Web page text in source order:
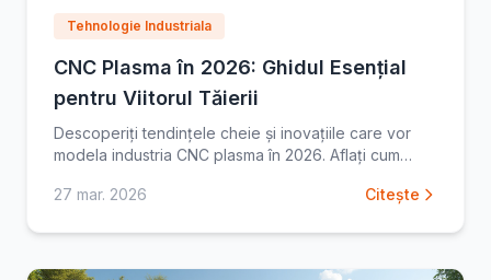
Tehnologie Industriala
CNC Plasma în 2026: Ghidul Esențial
pentru Viitorul Tăierii
Descoperiți tendințele cheie și inovațiile care vor
modela industria CNC plasma în 2026. Aflați cum
viitorul
27 mar. 2026 Citește